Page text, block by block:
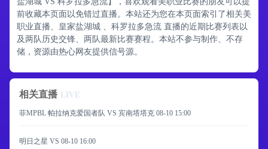
前收藏本页面以免错过直播。本站还为您在本页面索引了相关美
职业直播、皇家盐湖城 、科罗拉多急流 直播的近期比赛列表以
及两队历史交锋、两队最新比赛赛程。本站不参与制作、不存
储，资源由热心网友提供信号源。
相关直播 LIVE
菲MPBL 帕拉纳克爱国者队 VS 宾南塔塔克 08-10 15:00
明日之星 VS 08-10 16:00